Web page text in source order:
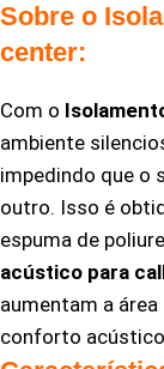
Sobre o
center:
Com o
ambiente
impedindo que o
outro. Isso é
espuma de
acústico para
aumentam a
conforto